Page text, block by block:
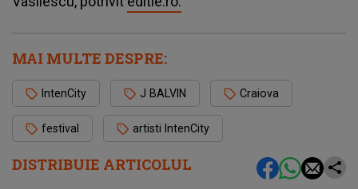
DISTRIBUIE ARTICOLUL
MAI MULTE DESPRE:
IntenCity J BALVIN Craiova
festival artisti IntenCity